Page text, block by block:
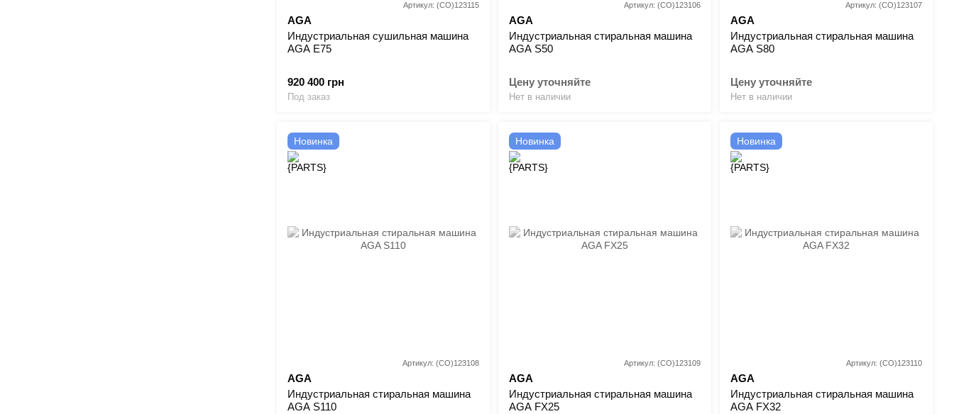
Артикул: (CO)123115
AGA
Индустриальная сушильная машина
AGA E75
920 400 грн
Под заказ
Артикул: (CO)123106
AGA
Индустриальная стиральная машина
AGA S50
Цену уточняйте
Нет в наличии
Артикул: (CO)123107
AGA
Индустриальная стиральная машина
AGA S80
Цену уточняйте
Нет в наличии
Новинка
Артикул: (CO)123108
AGA
Индустриальная стиральная машина
AGA S110
Новинка
Артикул: (CO)123109
AGA
Индустриальная стиральная машина
AGA FX25
Новинка
Артикул: (CO)123110
AGA
Индустриальная стиральная машина
AGA FX32